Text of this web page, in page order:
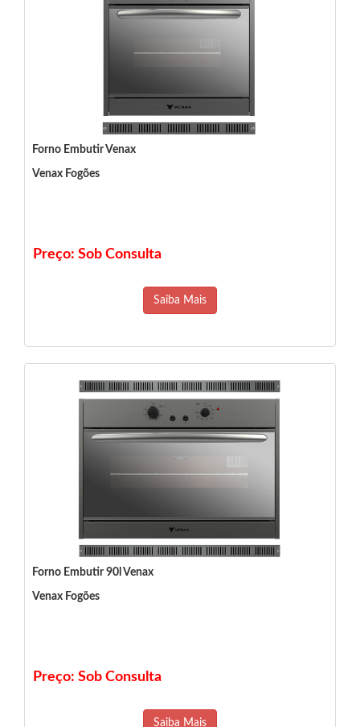
Forno Embutir Venax
Venax Fogões
Preço: Sob Consulta
Saiba Mais
Forno Embutir 90l Venax
Venax Fogões
Preço: Sob Consulta
Saiba Mais